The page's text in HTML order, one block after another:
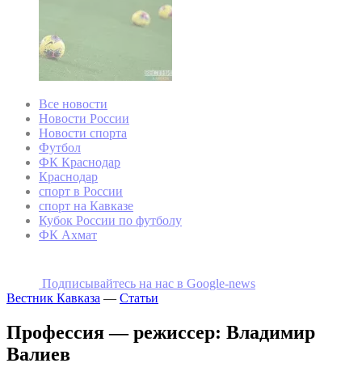
Все новости
Новости России
Новости спорта
Футбол
ФК Краснодар
Краснодар
спорт в России
спорт на Кавказе
Кубок России по футболу
ФК Ахмат
Подписывайтесь на наc в Google-news
Вестник Кавказа — Статьи
Профессия — режиссер: Владимир
Валиев